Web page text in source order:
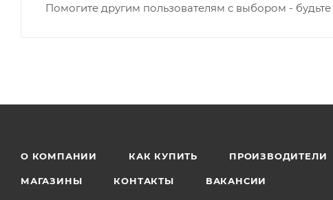
Помогите другим пользователям с выбором -
О КОМПАНИИ КАК КУПИТЬ ПРОИЗВОДИТЕЛИ
МАГАЗИНЫ КОНТАКТЫ ВАКАНСИИ